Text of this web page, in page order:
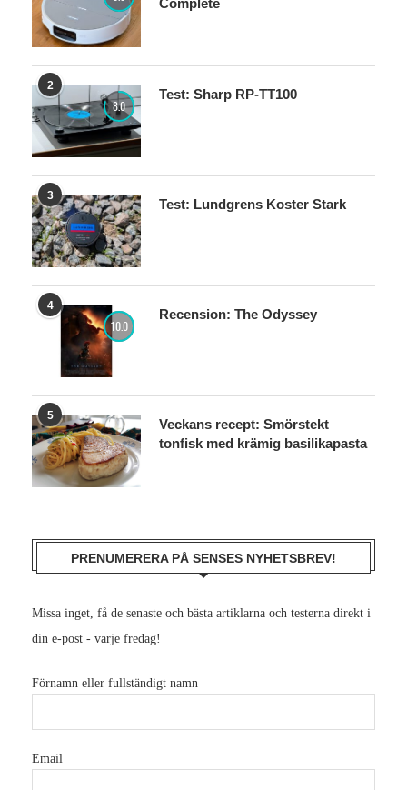
Complete
2
8.0
Test: Sharp RP-TT100
3
Test: Lundgrens Koster Stark
4
10.0
Recension: The Odyssey
5
Veckans recept: Smörstekt
tonfisk med krämig basilikapasta
PRENUMERERA PÅ SENSES NYHETSBREV!
Missa inget, få de senaste och bästa artiklarna och testerna direkt i
din e-post - varje fredag!
Förnamn eller fullständigt namn
Email